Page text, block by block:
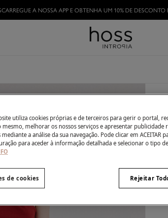
TORNE-SE HOSSLOVER E APROVEITE AS
utiliza cookies próprias e de terceiros para gerir o portal,
mesmo, melhorar os nossos serviços e apresentar publicidade
a análise da sua navegação. Pode clicar em ACEITAR
para aceder à informação detalhada e selecionar o tipo
Rejeitar
de cookies